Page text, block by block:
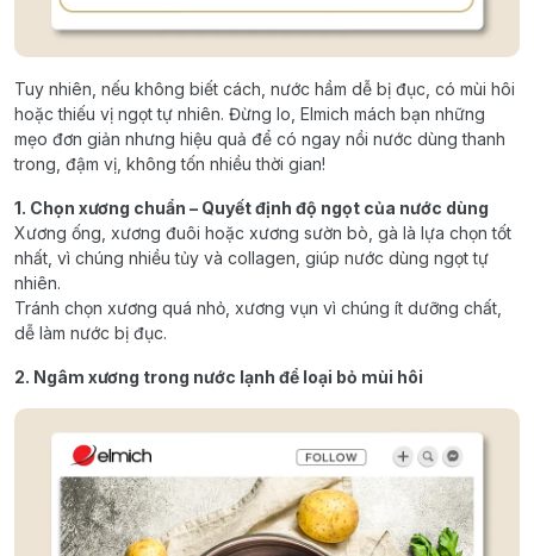
Tuy nhiên, nếu không biết cách, nước hầm dễ bị đục, có mùi hôi
hoặc thiếu vị ngọt tự nhiên. Đừng lo, Elmich mách bạn những
mẹo đơn giản nhưng hiệu quả để có ngay nồi nước dùng thanh
trong, đậm vị, không tốn nhiều thời gian!
1. Chọn xương chuẩn – Quyết định độ ngọt của nước dùng
Xương ống, xương đuôi hoặc xương sườn bò, gà là lựa chọn tốt
nhất, vì chúng nhiều tủy và collagen, giúp nước dùng ngọt tự
nhiên.
Tránh chọn xương quá nhỏ, xương vụn vì chúng ít dưỡng chất,
dễ làm nước bị đục.
2. Ngâm xương trong nước lạnh để loại bỏ mùi hôi